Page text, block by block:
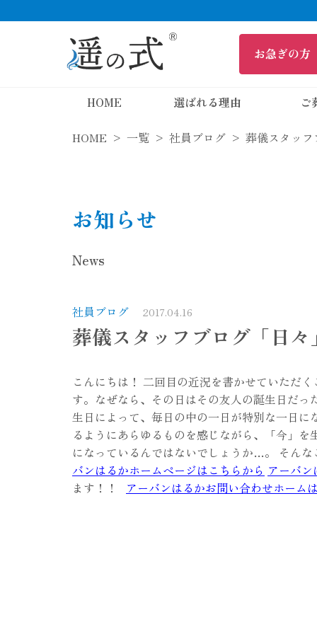
HOME 選ばれる理由 ご
HOME 一覧 社員ブログ 葬儀スタッ
お知らせ
News
社員ブログ 2017.04.16
葬儀スタッフブログ「日々
こんにちは！ 二回目の近況を書かせていただ
す。なぜなら、その日はその友人の誕生日だ
生日によって、毎日の中の一日が特別な一日
るようにあらゆるものを感じながら、「今」
になっているんではないでしょうか…。 そん
バンはるかホームページはこちらから アーバ
ます！！ アーバンはるかお問い合わせホーム